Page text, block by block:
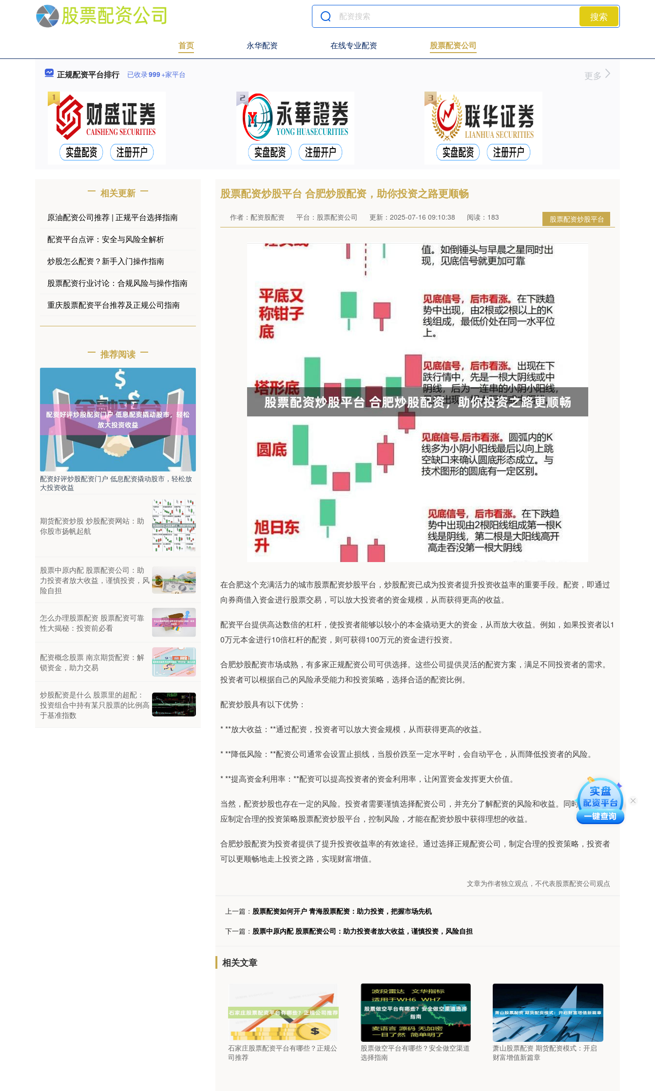
搜索
首页 永华配资 在线专业配资 股票配资公司
正规配资平台排行 已收录999+家平台 更多
股票配资炒股平台 合肥炒股配资，助你投资之路更顺畅
股票配资炒股平台
作者：配资股配资 平台：股票配资公司 更新：2025-07-16 09:10:38 阅读：183
在合肥这个充满活力的城市股票配资炒股平台，炒股配资已成为投资者提升投资收益率的重要手段。配资，即通过
向券商借入资金进行股票交易，可以放大投资者的资金规模，从而获得更高的收益。
配资平台提供高达数倍的杠杆，使投资者能够以较小的本金撬动更大的资金，从而放大收益。例如，如果投资者以1
0万元本金进行10倍杠杆的配资，则可获得100万元的资金进行投资。
合肥炒股配资市场成熟，有多家正规配资公司可供选择。这些公司提供灵活的配资方案，满足不同投资者的需求。
投资者可以根据自己的风险承受能力和投资策略，选择合适的配资比例。
配资炒股具有以下优势：
* **放大收益：**通过配资，投资者可以放大资金规模，从而获得更高的收益。
* **降低风险：**配资公司通常会设置止损线，当股价跌至一定水平时，会自动平仓，从而降低投资者的风险。
* **提高资金利用率：**配资可以提高投资者的资金利用率，让闲置资金发挥更大价值。
当然，配资炒股也存在一定的风险。投资者需要谨慎选择配资公司，并充分了解配资的风险和收益。同时，投资者
应制定合理的投资策略股票配资炒股平台，控制风险，才能在配资炒股中获得理想的收益。
合肥炒股配资为投资者提供了提升投资收益率的有效途径。通过选择正规配资公司，制定合理的投资策略，投资者
可以更顺畅地走上投资之路，实现财富增值。
文章为作者独立观点，不代表股票配资公司观点
上一篇： 股票配资如何开户 青海股票配资：助力投资，把握市场先机
下一篇： 股票中原内配 股票配资公司：助力投资者放大收益，谨慎投资，风险自担
相关文章
石家庄股票配资平台有哪些？正规公
司推荐
股票做空平台有哪些？安全做空渠道
选择指南
萧山股票配资 期货配资模式：开启
财富增值新篇章
相关更新
原油配资公司推荐 | 正规平台选择指南
配资平台点评：安全与风险全解析
炒股怎么配资？新手入门操作指南
股票配资行业讨论：合规风险与操作指南
重庆股票配资平台推荐及正规公司指南
推荐阅读
配资好评炒股配资门户 低息配资撬动股市，轻松放
大投资收益
期货配资炒股 炒股配资网站：助
你股市扬帆起航
股票中原内配 股票配资公司：助
力投资者放大收益，谨慎投资，风
险自担
怎么办理股票配资 股票配资可靠
性大揭秘：投资前必看
配资概念股票 南京期货配资：解
锁资金，助力交易
炒股配资是什么 股票里的超配：
投资组合中持有某只股票的比例高
于基准指数